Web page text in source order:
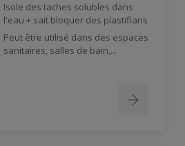
Isole des taches solubles dans
l'eau + sait bloquer des plastifians
Peut être utilisé dans des espaces
sanitaires, salles de bain,...